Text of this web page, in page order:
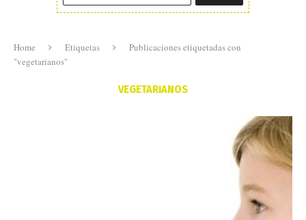
Home Etiquetas
Publicaciones etiquetadas con
"vegetarianos"
VEGETARIANOS